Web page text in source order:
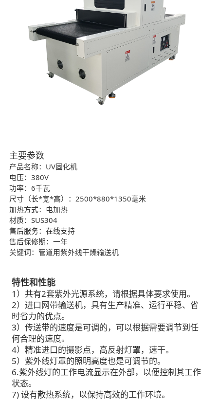
主要参数
产品名称：UV固化机
电压：380V
功率：6千瓦
尺寸（长*宽*高）：2500*880*1350毫米
加热方式：电加热
材质：SUS304
售后服务：在线支持
售后保修期：一年
关键词：管道用紫外线干燥输送机
特性和性能
1）共有2套紫外光源系统，请根据具体要求使用。
2）进口网带输送机，具有生产精准、运行平稳、省
时省力的优点。
3）传送带的速度是可调的，可以根据需要调节到任
何合理的速度。
4）精准进口的摄影点，高反射灯罩，速干。
5）紫外线灯罩的照明高度也是可调节的。
6.紫外线灯的工作电流显示在外部，以便控制其工作
状态。
7) 设有散热系统，以保持高效的工作环境。